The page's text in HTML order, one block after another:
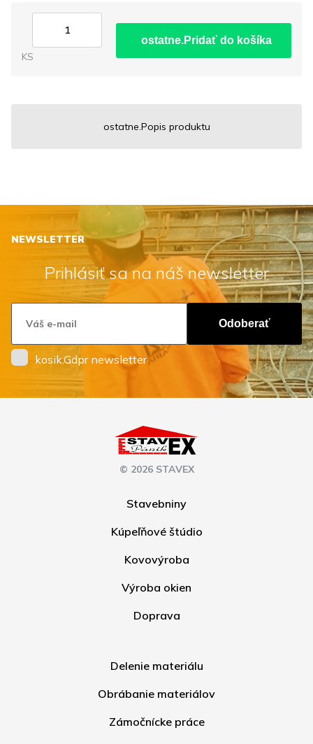
KS
ostatne.Pridať do košíka
ostatne.Popis produktu
NEWSLETTER
Prihlásiť sa na náš newsletter
Odoberať
kosik.Gdpr newsletter
© 2026 STAVEX
Stavebniny
Kúpeľňové štúdio
Kovovýroba
Výroba okien
Doprava
Delenie materiálu
Obrábanie materiálov
Zámočnícke práce